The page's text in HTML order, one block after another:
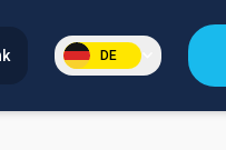
DE